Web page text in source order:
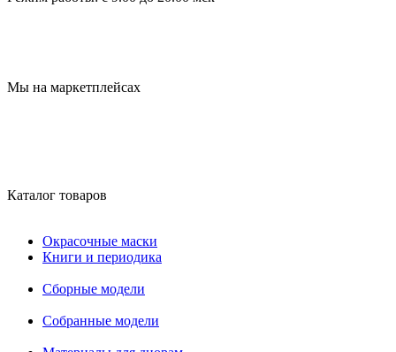
Мы на маркетплейсах
Каталог товаров
Окрасочные маски
Книги и периодика
Сборные модели
Собранные модели